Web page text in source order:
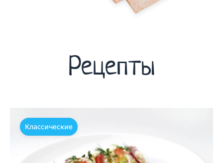
Рецепты
Классические